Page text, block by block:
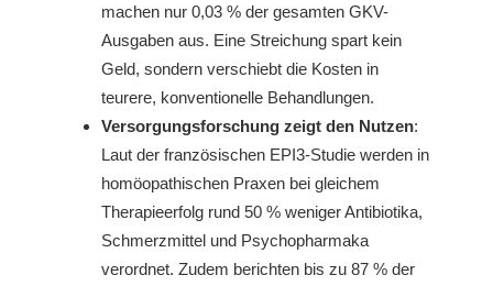
machen nur 0,03 % der gesamten GKV-
Ausgaben aus. Eine Streichung spart kein
Geld, sondern verschiebt die Kosten in
teurere, konventionelle Behandlungen.
Versorgungsforschung zeigt den Nutzen:
Laut der französischen EPI3-Studie werden in
homöopathischen Praxen bei gleichem
Therapieerfolg rund 50 % weniger Antibiotika,
Schmerzmittel und Psychopharmaka
verordnet. Zudem berichten bis zu 87 % der